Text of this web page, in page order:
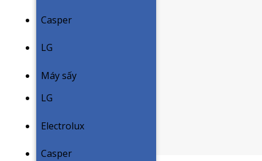
Casper
LG
Máy sấy
LG
Electrolux
Casper